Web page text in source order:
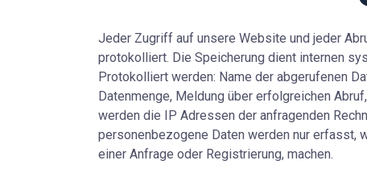
Jeder Zugriff auf unsere Website und jeder
protokolliert. Die Speicherung dient internen
Protokolliert werden: Name der abgerufenen
Datenmenge, Meldung über erfolgreichen
werden die IP Adressen der anfragenden
personenbezogene Daten werden nur erfasst,
einer Anfrage oder Registrierung, machen.